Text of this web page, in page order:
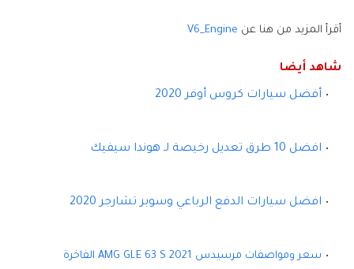
أقرأ المزيد من هنا عن V6_Engine
شاهد أيضا
أفضل سيارات كروس أوفر 2020
افضل 10 طرق تعديل رخيصة لـ هوندا سيفيك
افضل سيارات الدفع الرباعي وسوبر تشارجر 2020
سعر ومواصفات مرسيدس AMG GLE 63 S 2021 الفاخرة